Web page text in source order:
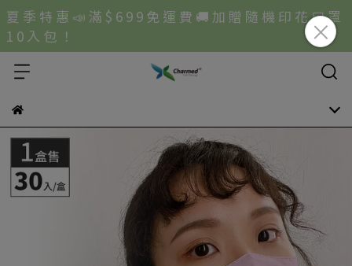
夏 季 特 惠 📣 滿 $ 6 9 9 免 運 費 🚚 加 贈 隨 機 印 花 口 罩
1 0 入 包 ！